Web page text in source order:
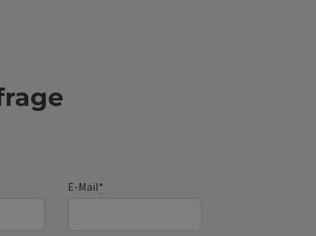
E-Mail*